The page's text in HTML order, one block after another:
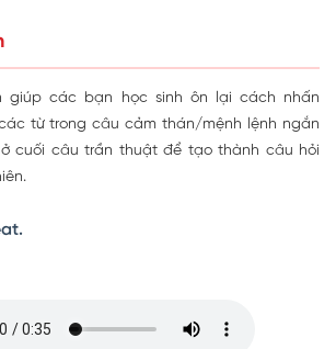
giúp các bạn học sinh ôn lại cách nhấn
từ trong câu cảm thán/mệnh lệnh ngắn
cuối câu trần thuật để tạo thành câu hỏi